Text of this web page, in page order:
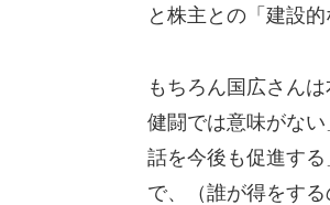
と株主との「建設
もちろん国広さん
健闘では意味がな
話を今後も促進す
で、（誰が得をす